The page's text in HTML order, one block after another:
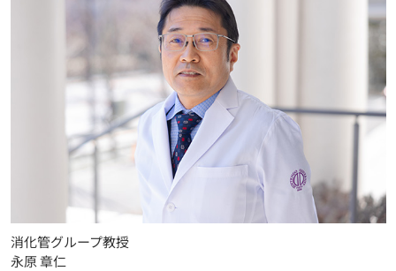
消化管グループ教授
永原 章仁